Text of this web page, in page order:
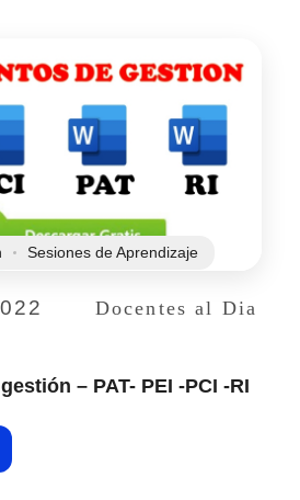
Docentes al Dia
Sesiones de Aprendizaje
– PAT- PEI -PCI -RI